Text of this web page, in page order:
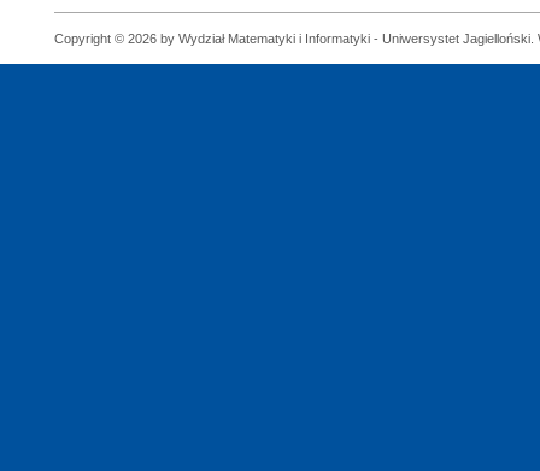
Copyright © 2026 by Wydział Matematyki i Informatyki - Uniwersystet